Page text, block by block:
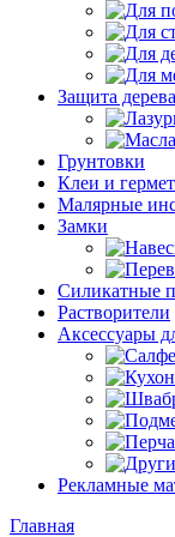
Защита дерева
Грунтовки
Клеи и
Малярные
Замки
Силикатные
Растворители
Аксессуары
Рекламные
Главная